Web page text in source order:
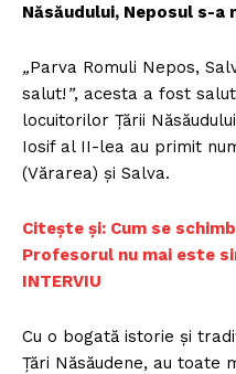
Năsăudului, Neposul s-a
„Parva Romuli Nepos,
salut! ”, acesta a fost
locuitorilor Țării
Iosif al II-lea au primit
(Vărarea) și Salva.
Citește și: Cum se
Profesorul nu mai este
INTERVIU
Cu o bogată istorie și
Țări Năsăudene, au toate